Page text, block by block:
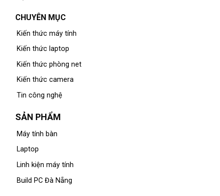
CHUYÊN MỤC
Kiến thức máy tính
Kiến thức laptop
Kiến thức phòng net
Kiến thức camera
Tin công nghệ
SẢN PHẨM
Máy tính bàn
Laptop
Linh kiện máy tính
Build PC Đà Nẵng